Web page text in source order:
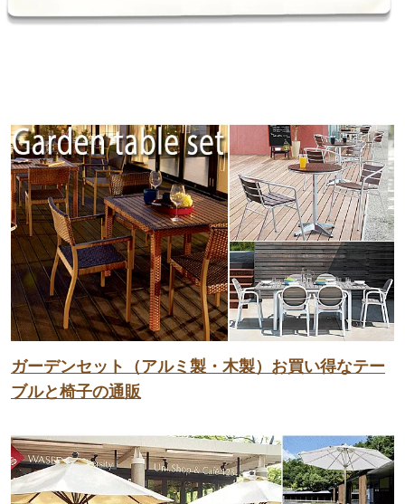
ガーデンセット（アルミ製・木製）お買い得なテー
ブルと椅子の通販